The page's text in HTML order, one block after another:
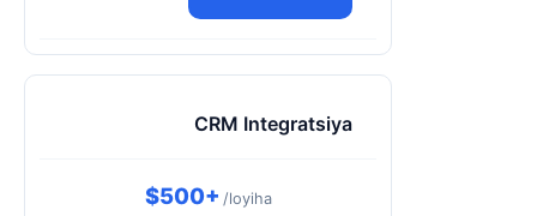
CRM Integratsiya
$500+ /loyiha